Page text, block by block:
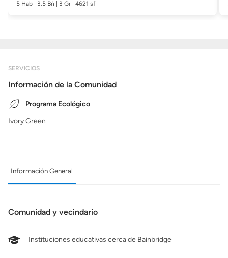
5 Hab | 3.5 Bñ | 3 Gr | 4621 sf
SERVICIOS
Información de la Comunidad
Programa Ecológico
Ivory Green
Información General
Comunidad y vecindario
Instituciones educativas cerca de Bainbridge